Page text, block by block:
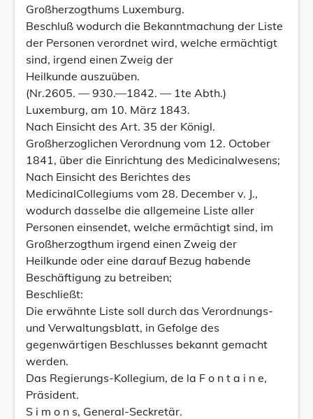
Großherzogthums Luxemburg.
Beschluß wodurch die Bekanntmachung der Liste
der Personen verordnet wird, welche ermächtigt
sind, irgend einen Zweig der
Heilkunde auszuüben.
(Nr.2605. — 930.—1842. — 1te Abth.)
Luxemburg, am 10. März 1843.
Nach Einsicht des Art. 35 der Königl.
Großherzoglichen Verordnung vom 12. October
1841, über die Einrichtung des Medicinalwesens;
Nach Einsicht des Berichtes des
MedicinalCollegiums vom 28. December v. J.,
wodurch dasselbe die allgemeine Liste aller
Personen einsendet, welche ermächtigt sind, im
Großherzogthum irgend einen Zweig der
Heilkunde oder eine darauf Bezug habende
Beschäftigung zu betreiben;
Beschließt:
Die erwähnte Liste soll durch das Verordnungs-
und Verwaltungsblatt, in Gefolge des
gegenwärtigen Beschlusses bekannt gemacht
werden.
Das Regierungs-Kollegium, de la F o n t a i n e,
Präsident.
S i m o n s, General-Seckretär.